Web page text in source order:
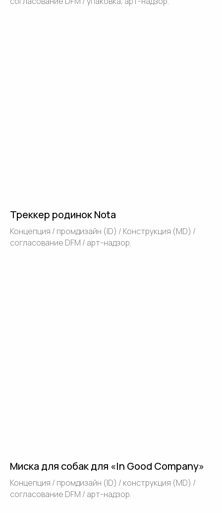
Треккер родинок Nota
Концепция / промдизайн (ID) / Конструкция (MD) /
согласование DFM / арт-надзор.
Миска для собак для «In Good Company»
Концепция / промдизайн (ID) / конструкция (MD) /
согласование DFM / арт-надзор.